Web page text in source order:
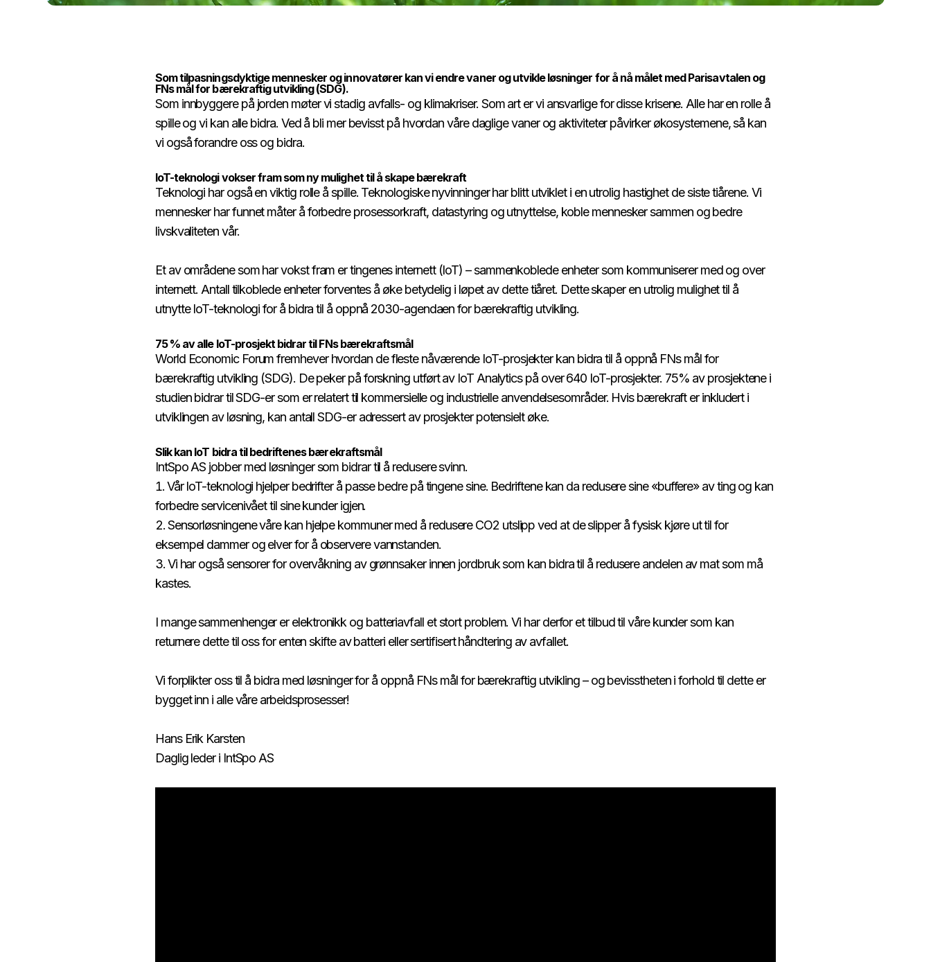
Som tilpasningsdyktige mennesker og innovatører kan vi endre vaner og utvikle løsninger for å nå målet med Parisavtalen og
FNs mål for bærekraftig utvikling (SDG).​​​​‌ ‍ ​‍​‍‌‍ ‌ ​‍‌‍‍‌‌‍‌ ‌‍‍‌‌‍ ‍​‍​‍​ ‍‍​‍​‍‌ ​ ‌‍​‌‌‍ ‍‌‍‍‌‌ ‌​‌ ‍‌​‍ ‍‌‍‍‌‌‍ ​‍​‍​‍ ​​‍​‍‌‍‍​‌ ​‍‌‍‌‌‌‍‌‍​‍​‍​ ‍‍​‍​‍​‍ ‌ ​ ‌ ‌​‌ ‌‌‌‍‌​‌‍‍‌‌‍ ​‍ ‌‍‍‌‌‍ ‍‌ ‌​‌‍‌‌‌‍ ‍‌ ‌​​‍ ‌‍‌‌‌‍‌​‌‍‍‌‌ ‌​​‍ ‌‍ ‌‌‍ ‌‍‌​‌‍‌‌​ ‌‌ ​​‌ ​‍‌‍‌‌‌ ​ ‌‍‌‌‌‍ ‍‌ ‌​‌‍​‌‌ ‌​‌‍‍‌‌‍ ‌‍ ‍​ ‍ ‌‍‍‌‌‍‌​​ ‌​ ‍​​ ‌​‌‍‌‌​ ​‌‌‍​‍‌‍‌‍​ ​‌​ ‌‌​‍ ‌​ ​​‌‍​ ​ ‌‌‌‍‌​​‍ ‌​ ‌​​ ‍‌​ ​​​ ​​​‍ ‌‌‍​‌​ ‍​‌‍‌​​ ‍​​‍ ‌​ ​​​ ‌​​ ‌​​ ‌​​ ‌​​ ​ ​ ​‍​ ‌‌‌‍​‍​ ​‌​ ​‍​ ‍‌​ ‍ ‌ ‌​‌ ‍‌‌ ​​‌‍‌‌​ ‌‌‍​‍‌‍ ​‌‍ ‌‍‌ ‌‍‌ ‌‌​​‌‍ ‌ ​ ‌ ‌​‌‍‌‌‌ ​‍​ ‍ ‌ ​​‌‍​‌‌ ‌​‌‍‍​​ ‌‌‍‍‌‌‍ ‍‌‍ ‍‌‍‍​‌‍ ‌‍ ​‌‍‌​​‍‌‌​ ‌‌‌​​‍‌‌ ‌‍‍ ‌‍‌‌‌ ‍‌​‍‌‌​ ​ ‌​‌​​‍‌‌​ ​ ‌​‌​​‍‌‌​ ​‍​ ​‍​ ‌‍‌‍​ ​ ‌​​ ‌‍​ ​‍‌‍​ ​ ‍‌‌‍‌​​ ​​​ ‍​‌‍​‌‌‍‌‌​‍‌‌​ ​‍​ ​‍​‍‌‌​ ‌‌‌​‌​​‍ ‍‌‍​ ‌‍‍​‌‍‍‌‌‍ ​‌‍‌​‌ ​‍‌‍‌‌‌‍ ‍​‍‌‌​ ‌‌‌​​‍‌‌ ‌‍‍ ‌‍‌‌‌ ‍‌​‍‌‌​ ​ ‌​‌​​‍‌‌​ ​ ‌​‌​​‍‌‌​ ​‍​ ​‍‌‍​‍​ ​ ‌‍‌‍‌‍‌‍‌‍​ ​ ​‍​ ‌‌‌‍‌​‌‍​ ​ ‍‌‌‍​ ​ ​ ​ ​​​‍‌‌​ ​‍​ ​‍​‍‌‌​ ‌‌‌​‌​​‍ ‍‌ ‌​‌‍‌‌‌ ‍​‌ ‌​​ ‌‍​‍‌‍​‌‌ ​ ‌‍‌‌‌‌‌‌‌ ​‍‌‍ ​​ ‌​‍‌‌​ ​‍‌​‌‍‌ ​ ‌ ‌​‌ ‌‌‌‍‌​‌‍‍‌‌‍ ​‍‌‍‌‍‍‌‌‍‌​​ ‌​ ‍​​ ‌​‌‍‌‌​ ​‌‌‍​‍‌‍‌‍​ ​‌​ ‌‌​‍ ‌​ ​​‌‍​ ​ ‌‌‌‍‌​​‍ ‌​ ‌​​ ‍‌​ ​​​ ​​​‍ ‌‌‍​‌​ ‍​‌‍‌​​ ‍​​‍ ‌​ ​​​ ‌​​ ‌​​ ‌​​ ‌​​ ​ ​ ​‍​ ‌‌‌‍​‍​ ​‌​ ​‍​ ‍‌​‍‌‍‌ ‌​‌ ‍‌‌ ​​‌‍‌‌​ ‌‌‍​‍‌‍ ​‌‍ ‌‍‌ ‌‍‌ ‌‌​​‌‍ ‌ ​ ‌ ‌​‌‍‌‌‌ ​‍​‍‌‍‌ ​​‌‍​‌‌ ‌​‌‍‍​​ ‌‌‍‍‌‌‍ ‍‌‍ ‍‌‍‍​‌‍ ‌‍ ​‌‍‌​​‍‌‌​ ‌‌‌​​‍‌‌ ‌‍‍ ‌‍‌‌‌ ‍‌​‍‌‌​ ​ ‌​‌​​‍‌‌​ ​ ‌​‌​​‍‌‌​ ​‍​ ​‍​ ‌‍‌‍​ ​ ‌​​ ‌‍​ ​‍‌‍​ ​ ‍‌‌‍‌​​ ​​​ ‍​‌‍​‌‌‍‌‌​‍‌‌​ ​‍​ ​‍​‍‌‌​ ‌‌‌​‌​​‍ ‍‌‍​ ‌‍‍​‌‍‍‌‌‍ ​‌‍‌​‌ ​‍‌‍‌‌‌‍ ‍​‍‌‌​ ‌‌‌​​‍‌‌ ‌‍‍ ‌‍‌‌‌ ‍‌​‍‌‌​ ​ ‌​‌​​‍‌‌​ ​ ‌​‌​​‍‌‌​ ​‍​ ​‍‌‍​‍​ ​ ‌‍‌‍‌‍‌‍‌‍​ ​ ​‍​ ‌‌‌‍‌​‌‍​ ​ ‍‌‌‍​ ​ ​ ​ ​​​‍‌‌​ ​‍​ ​‍​‍‌‌​ ‌‌‌​‌​​‍ ‍‌ ‌​‌‍‌‌‌ ‍​‌ ‌​​‍​‍‌ ‌
Som innbyggere på jorden møter vi stadig avfalls- og klimakriser. Som art er vi ansvarlige for disse krisene. Alle har en rolle å
spille og vi kan alle bidra. Ved å bli mer bevisst på hvordan våre daglige vaner og aktiviteter påvirker økosystemene, så kan
vi også forandre oss og bidra.​​​​‌ ‍ ​‍​‍‌‍ ‌ ​‍‌‍‍‌‌‍‌ ‌‍‍‌‌‍ ‍​‍​‍​ ‍‍​‍​‍‌ ​ ‌‍​‌‌‍ ‍‌‍‍‌‌ ‌​‌ ‍‌​‍ ‍‌‍‍‌‌‍ ​‍​‍​‍ ​​‍​‍‌‍‍​‌ ​‍‌‍‌‌‌‍‌‍​‍​‍​ ‍‍​‍​‍​‍ ‌ ​ ‌ ‌​‌ ‌‌‌‍‌​‌‍‍‌‌‍ ​‍ ‌‍‍‌‌‍ ‍‌ ‌​‌‍‌‌‌‍ ‍‌ ‌​​‍ ‌‍‌‌‌‍‌​‌‍‍‌‌ ‌​​‍ ‌‍ ‌‌‍ ‌‍‌​‌‍‌‌​ ‌‌ ​​‌ ​‍‌‍‌‌‌ ​ ‌‍‌‌‌‍ ‍‌ ‌​‌‍​‌‌ ‌​‌‍‍‌‌‍ ‌‍ ‍​ ‍ ‌‍‍‌‌‍‌​​ ‌​ ‍​​ ‌​‌‍‌‌​ ​‌‌‍​‍‌‍‌‍​ ​‌​ ‌‌​‍ ‌​ ​​‌‍​ ​ ‌‌‌‍‌​​‍ ‌​ ‌​​ ‍‌​ ​​​ ​​​‍ ‌‌‍​‌​ ‍​‌‍‌​​ ‍​​‍ ‌​ ​​​ ‌​​ ‌​​ ‌​​ ‌​​ ​ ​ ​‍​ ‌‌‌‍​‍​ ​‌​ ​‍​ ‍‌​ ‍ ‌ ‌​‌ ‍‌‌ ​​‌‍‌‌​ ‌‌‍​‍‌‍ ​‌‍ ‌‍‌ ‌‍‌ ‌‌​​‌‍ ‌ ​ ‌ ‌​‌‍‌‌‌ ​‍​ ‍ ‌ ​​‌‍​‌‌ ‌​‌‍‍​​ ‌‌‍‍‌‌‍ ‍‌‍ ‍‌‍‍​‌‍ ‌‍ ​‌‍‌​​‍‌‌​ ‌‌‌​​‍‌‌ ‌‍‍ ‌‍‌‌‌ ‍‌​‍‌‌​ ​ ‌​‌​​‍‌‌​ ​ ‌​‌​​‍‌‌​ ​‍​ ​‍​ ‌‌​ ​​​ ‍​​ ‌​​ ​​​ ‌‌‌‍​‌​ ‌ ​ ‌‍​ ​‌‌‍‌​​ ‍‌​‍‌‌​ ​‍​ ​‍​‍‌‌​ ‌‌‌​‌​​‍ ‍‌‍​ ‌‍‍​‌‍‍‌‌‍ ​‌‍‌​‌ ​‍‌‍‌‌‌‍ ‍​‍‌‌​ ‌‌‌​​‍‌‌ ‌‍‍ ‌‍‌‌‌ ‍‌​‍‌‌​ ​ ‌​‌​​‍‌‌​ ​ ‌​‌​​‍‌‌​ ​‍​ ​‍​ ​‌‌‍​‍‌‍​‌​ ‌​​ ‌‌‌‍‌​​ ​‍‌‍​‌​ ​ ‌‍‌​​ ​‌​ ‍‌​ ​​​‍‌‌​ ​‍​ ​‍​‍‌‌​ ‌‌‌​‌​​‍ ‍‌ ‌​‌‍‌‌‌ ‍​‌ ‌​​ ‌‍​‍‌‍​‌‌ ​ ‌‍‌‌‌‌‌‌‌ ​‍‌‍ ​​ ‌​‍‌‌​ ​‍‌​‌‍‌ ​ ‌ ‌​‌ ‌‌‌‍‌​‌‍‍‌‌‍ ​‍‌‍‌‍‍‌‌‍‌​​ ‌​ ‍​​ ‌​‌‍‌‌​ ​‌‌‍​‍‌‍‌‍​ ​‌​ ‌‌​‍ ‌​ ​​‌‍​ ​ ‌‌‌‍‌​​‍ ‌​ ‌​​ ‍‌​ ​​​ ​​​‍ ‌‌‍​‌​ ‍​‌‍‌​​ ‍​​‍ ‌​ ​​​ ‌​​ ‌​​ ‌​​ ‌​​ ​ ​ ​‍​ ‌‌‌‍​‍​ ​‌​ ​‍​ ‍‌​‍‌‍‌ ‌​‌ ‍‌‌ ​​‌‍‌‌​ ‌‌‍​‍‌‍ ​‌‍ ‌‍‌ ‌‍‌ ‌‌​​‌‍ ‌ ​ ‌ ‌​‌‍‌‌‌ ​‍​‍‌‍‌ ​​‌‍​‌‌ ‌​‌‍‍​​ ‌‌‍‍‌‌‍ ‍‌‍ ‍‌‍‍​‌‍ ‌‍ ​‌‍‌​​‍‌‌​ ‌‌‌​​‍‌‌ ‌‍‍ ‌‍‌‌‌ ‍‌​‍‌‌​ ​ ‌​‌​​‍‌‌​ ​ ‌​‌​​‍‌‌​ ​‍​ ​‍​ ‌‌​ ​​​ ‍​​ ‌​​ ​​​ ‌‌‌‍​‌​ ‌ ​ ‌‍​ ​‌‌‍‌​​ ‍‌​‍‌‌​ ​‍​ ​‍​‍‌‌​ ‌‌‌​‌​​‍ ‍‌‍​ ‌‍‍​‌‍‍‌‌‍ ​‌‍‌​‌ ​‍‌‍‌‌‌‍ ‍​‍‌‌​ ‌‌‌​​‍‌‌ ‌‍‍ ‌‍‌‌‌ ‍‌​‍‌‌​ ​ ‌​‌​​‍‌‌​ ​ ‌​‌​​‍‌‌​ ​‍​ ​‍​ ​‌‌‍​‍‌‍​‌​ ‌​​ ‌‌‌‍‌​​ ​‍‌‍​‌​ ​ ‌‍‌​​ ​‌​ ‍‌​ ​​​‍‌‌​ ​‍​ ​‍​‍‌‌​ ‌‌‌​‌​​‍ ‍‌ ‌​‌‍‌‌‌ ‍​‌ ‌​​‍​‍‌ ‌
IoT-teknologi vokser fram som ny mulighet til å skape bærekraft​​​​‌ ‍ ​‍​‍‌‍ ‌ ​‍‌‍‍‌‌‍‌ ‌‍‍‌‌‍ ‍​‍​‍​ ‍‍​‍​‍‌ ​ ‌‍​‌‌‍ ‍‌‍‍‌‌ ‌​‌ ‍‌​‍ ‍‌‍‍‌‌‍ ​‍​‍​‍ ​​‍​‍‌‍‍​‌ ​‍‌‍‌‌‌‍‌‍​‍​‍​ ‍‍​‍​‍​‍ ‌ ​ ‌ ‌​‌ ‌‌‌‍‌​‌‍‍‌‌‍ ​‍ ‌‍‍‌‌‍ ‍‌ ‌​‌‍‌‌‌‍ ‍‌ ‌​​‍ ‌‍‌‌‌‍‌​‌‍‍‌‌ ‌​​‍ ‌‍ ‌‌‍ ‌‍‌​‌‍‌‌​ ‌‌ ​​‌ ​‍‌‍‌‌‌ ​ ‌‍‌‌‌‍ ‍‌ ‌​‌‍​‌‌ ‌​‌‍‍‌‌‍ ‌‍ ‍​ ‍ ‌‍‍‌‌‍‌​​ ‌​ ‍​​ ‌​‌‍‌‌​ ​‌‌‍​‍‌‍‌‍​ ​‌​ ‌‌​‍ ‌​ ​​‌‍​ ​ ‌‌‌‍‌​​‍ ‌​ ‌​​ ‍‌​ ​​​ ​​​‍ ‌‌‍​‌​ ‍​‌‍‌​​ ‍​​‍ ‌​ ​​​ ‌​​ ‌​​ ‌​​ ‌​​ ​ ​ ​‍​ ‌‌‌‍​‍​ ​‌​ ​‍​ ‍‌​ ‍ ‌ ‌​‌ ‍‌‌ ​​‌‍‌‌​ ‌‌‍​‍‌‍ ​‌‍ ‌‍‌ ‌‍‌ ‌‌​​‌‍ ‌ ​ ‌ ‌​‌‍‌‌‌ ​‍​ ‍ ‌ ​​‌‍​‌‌ ‌​‌‍‍​​ ‌‌‍‍‌‌‍ ‍‌‍ ‍‌‍‍​‌‍ ‌‍ ​‌‍‌​​‍‌‌​ ‌‌‌​​‍‌‌ ‌‍‍ ‌‍‌‌‌ ‍‌​‍‌‌​ ​ ‌​‌​​‍‌‌​ ​ ‌​‌​​‍‌‌​ ​‍​ ​‍‌‍‌​‌‍‌‍​ ‌‍‌‍​‌​ ​​‌‍​‌​ ​‍‌‍​‌​ ​‌‌‍​ ‌‍​‍‌‍​‍​‍‌‌​ ​‍​ ​‍​‍‌‌​ ‌‌‌​‌​​‍ ‍‌‍​ ‌‍‍​‌‍‍‌‌‍ ​‌‍‌​‌ ​‍‌‍‌‌‌‍ ‍​‍‌‌​ ‌‌‌​​‍‌‌ ‌‍‍ ‌‍‌‌‌ ‍‌​‍‌‌​ ​ ‌​‌​​‍‌‌​ ​ ‌​‌​​‍‌‌​ ​‍​ ​‍​ ​‌‌‍‌‍​ ‌ ​ ‌​‌‍​‌‌‍​‍‌‍​ ​ ‌‍​ ‍‌‌‍​‌‌‍​‌‌‍‌‍​ ​​​‍‌‌​ ​‍​ ​‍​‍‌‌​ ‌‌‌​‌​​‍ ‍‌ ‌​‌‍‌‌‌ ‍​‌ ‌​​ ‌‍​‍‌‍​‌‌ ​ ‌‍‌‌‌‌‌‌‌ ​‍‌‍ ​​ ‌​‍‌‌​ ​‍‌​‌‍‌ ​ ‌ ‌​‌ ‌‌‌‍‌​‌‍‍‌‌‍ ​‍‌‍‌‍‍‌‌‍‌​​ ‌​ ‍​​ ‌​‌‍‌‌​ ​‌‌‍​‍‌‍‌‍​ ​‌​ ‌‌​‍ ‌​ ​​‌‍​ ​ ‌‌‌‍‌​​‍ ‌​ ‌​​ ‍‌​ ​​​ ​​​‍ ‌‌‍​‌​ ‍​‌‍‌​​ ‍​​‍ ‌​ ​​​ ‌​​ ‌​​ ‌​​ ‌​​ ​ ​ ​‍​ ‌‌‌‍​‍​ ​‌​ ​‍​ ‍‌​‍‌‍‌ ‌​‌ ‍‌‌ ​​‌‍‌‌​ ‌‌‍​‍‌‍ ​‌‍ ‌‍‌ ‌‍‌ ‌‌​​‌‍ ‌ ​ ‌ ‌​‌‍‌‌‌ ​‍​‍‌‍‌ ​​‌‍​‌‌ ‌​‌‍‍​​ ‌‌‍‍‌‌‍ ‍‌‍ ‍‌‍‍​‌‍ ‌‍ ​‌‍‌​​‍‌‌​ ‌‌‌​​‍‌‌ ‌‍‍ ‌‍‌‌‌ ‍‌​‍‌‌​ ​ ‌​‌​​‍‌‌​ ​ ‌​‌​​‍‌‌​ ​‍​ ​‍‌‍‌​‌‍‌‍​ ‌‍‌‍​‌​ ​​‌‍​‌​ ​‍‌‍​‌​ ​‌‌‍​ ‌‍​‍‌‍​‍​‍‌‌​ ​‍​ ​‍​‍‌‌​ ‌‌‌​‌​​‍ ‍‌‍​ ‌‍‍​‌‍‍‌‌‍ ​‌‍‌​‌ ​‍‌‍‌‌‌‍ ‍​‍‌‌​ ‌‌‌​​‍‌‌ ‌‍‍ ‌‍‌‌‌ ‍‌​‍‌‌​ ​ ‌​‌​​‍‌‌​ ​ ‌​‌​​‍‌‌​ ​‍​ ​‍​ ​‌‌‍‌‍​ ‌ ​ ‌​‌‍​‌‌‍​‍‌‍​ ​ ‌‍​ ‍‌‌‍​‌‌‍​‌‌‍‌‍​ ​​​‍‌‌​ ​‍​ ​‍​‍‌‌​ ‌‌‌​‌​​‍ ‍‌ ‌​‌‍‌‌‌ ‍​‌ ‌​​‍​‍‌ ‌
Teknologi har også en viktig rolle å spille. Teknologiske nyvinninger har blitt utviklet i en utrolig hastighet de siste tiårene. Vi
mennesker har funnet måter å forbedre prosessorkraft, datastyring og utnyttelse, koble mennesker sammen og bedre
livskvaliteten vår.​​​​‌ ‍ ​‍​‍‌‍ ‌ ​‍‌‍‍‌‌‍‌ ‌‍‍‌‌‍ ‍​‍​‍​ ‍‍​‍​‍‌ ​ ‌‍​‌‌‍ ‍‌‍‍‌‌ ‌​‌ ‍‌​‍ ‍‌‍‍‌‌‍ ​‍​‍​‍ ​​‍​‍‌‍‍​‌ ​‍‌‍‌‌‌‍‌‍​‍​‍​ ‍‍​‍​‍​‍ ‌ ​ ‌ ‌​‌ ‌‌‌‍‌​‌‍‍‌‌‍ ​‍ ‌‍‍‌‌‍ ‍‌ ‌​‌‍‌‌‌‍ ‍‌ ‌​​‍ ‌‍‌‌‌‍‌​‌‍‍‌‌ ‌​​‍ ‌‍ ‌‌‍ ‌‍‌​‌‍‌‌​ ‌‌ ​​‌ ​‍‌‍‌‌‌ ​ ‌‍‌‌‌‍ ‍‌ ‌​‌‍​‌‌ ‌​‌‍‍‌‌‍ ‌‍ ‍​ ‍ ‌‍‍‌‌‍‌​​ ‌​ ‍​​ ‌​‌‍‌‌​ ​‌‌‍​‍‌‍‌‍​ ​‌​ ‌‌​‍ ‌​ ​​‌‍​ ​ ‌‌‌‍‌​​‍ ‌​ ‌​​ ‍‌​ ​​​ ​​​‍ ‌‌‍​‌​ ‍​‌‍‌​​ ‍​​‍ ‌​ ​​​ ‌​​ ‌​​ ‌​​ ‌​​ ​ ​ ​‍​ ‌‌‌‍​‍​ ​‌​ ​‍​ ‍‌​ ‍ ‌ ‌​‌ ‍‌‌ ​​‌‍‌‌​ ‌‌‍​‍‌‍ ​‌‍ ‌‍‌ ‌‍‌ ‌‌​​‌‍ ‌ ​ ‌ ‌​‌‍‌‌‌ ​‍​ ‍ ‌ ​​‌‍​‌‌ ‌​‌‍‍​​ ‌‌‍‍‌‌‍ ‍‌‍ ‍‌‍‍​‌‍ ‌‍ ​‌‍‌​​‍‌‌​ ‌‌‌​​‍‌‌ ‌‍‍ ‌‍‌‌‌ ‍‌​‍‌‌​ ​ ‌​‌​​‍‌‌​ ​ ‌​‌​​‍‌‌​ ​‍​ ​‍‌‍​ ‌‍‌‌‌‍‌‍‌‍‌​‌‍‌‍​ ‍‌​ ​​‌‍​‍​ ​‌‌‍​‌​ ‌‌‌‍​‍​‍‌‌​ ​‍​ ​‍​‍‌‌​ ‌‌‌​‌​​‍ ‍‌‍​ ‌‍‍​‌‍‍‌‌‍ ​‌‍‌​‌ ​‍‌‍‌‌‌‍ ‍​‍‌‌​ ‌‌‌​​‍‌‌ ‌‍‍ ‌‍‌‌‌ ‍‌​‍‌‌​ ​ ‌​‌​​‍‌‌​ ​ ‌​‌​​‍‌‌​ ​‍​ ​‍​ ​​​ ​‍‌‍‌‌​ ‌‍​ ​‍​ ‍​​ ​‌​ ‍‌​ ‍‌​ ​ ‌‍‌‍​ ‍‌​ ​​​‍‌‌​ ​‍​ ​‍​‍‌‌​ ‌‌‌​‌​​‍ ‍‌ ‌​‌‍‌‌‌ ‍​‌ ‌​​ ‌‍​‍‌‍​‌‌ ​ ‌‍‌‌‌‌‌‌‌ ​‍‌‍ ​​ ‌​‍‌‌​ ​‍‌​‌‍‌ ​ ‌ ‌​‌ ‌‌‌‍‌​‌‍‍‌‌‍ ​‍‌‍‌‍‍‌‌‍‌​​ ‌​ ‍​​ ‌​‌‍‌‌​ ​‌‌‍​‍‌‍‌‍​ ​‌​ ‌‌​‍ ‌​ ​​‌‍​ ​ ‌‌‌‍‌​​‍ ‌​ ‌​​ ‍‌​ ​​​ ​​​‍ ‌‌‍​‌​ ‍​‌‍‌​​ ‍​​‍ ‌​ ​​​ ‌​​ ‌​​ ‌​​ ‌​​ ​ ​ ​‍​ ‌‌‌‍​‍​ ​‌​ ​‍​ ‍‌​‍‌‍‌ ‌​‌ ‍‌‌ ​​‌‍‌‌​ ‌‌‍​‍‌‍ ​‌‍ ‌‍‌ ‌‍‌ ‌‌​​‌‍ ‌ ​ ‌ ‌​‌‍‌‌‌ ​‍​‍‌‍‌ ​​‌‍​‌‌ ‌​‌‍‍​​ ‌‌‍‍‌‌‍ ‍‌‍ ‍‌‍‍​‌‍ ‌‍ ​‌‍‌​​‍‌‌​ ‌‌‌​​‍‌‌ ‌‍‍ ‌‍‌‌‌ ‍‌​‍‌‌​ ​ ‌​‌​​‍‌‌​ ​ ‌​‌​​‍‌‌​ ​‍​ ​‍‌‍​ ‌‍‌‌‌‍‌‍‌‍‌​‌‍‌‍​ ‍‌​ ​​‌‍​‍​ ​‌‌‍​‌​ ‌‌‌‍​‍​‍‌‌​ ​‍​ ​‍​‍‌‌​ ‌‌‌​‌​​‍ ‍‌‍​ ‌‍‍​‌‍‍‌‌‍ ​‌‍‌​‌ ​‍‌‍‌‌‌‍ ‍​‍‌‌​ ‌‌‌​​‍‌‌ ‌‍‍ ‌‍‌‌‌ ‍‌​‍‌‌​ ​ ‌​‌​​‍‌‌​ ​ ‌​‌​​‍‌‌​ ​‍​ ​‍​ ​​​ ​‍‌‍‌‌​ ‌‍​ ​‍​ ‍​​ ​‌​ ‍‌​ ‍‌​ ​ ‌‍‌‍​ ‍‌​ ​​​‍‌‌​ ​‍​ ​‍​‍‌‌​ ‌‌‌​‌​​‍ ‍‌ ‌​‌‍‌‌‌ ‍​‌ ‌​​‍​‍‌ ‌
Et av områdene som har vokst fram er tingenes internett (IoT) – sammenkoblede enheter som kommuniserer med og over
internett. Antall tilkoblede enheter forventes å øke betydelig i løpet av dette tiåret. Dette skaper en utrolig mulighet til å
utnytte IoT-teknologi for å bidra til å oppnå 2030-agendaen for bærekraftig utvikling.​​​​‌ ‍ ​‍​‍‌‍ ‌ ​‍‌‍‍‌‌‍‌ ‌‍‍‌‌‍ ‍​‍​‍​ ‍‍​‍​‍‌ ​ ‌‍​‌‌‍ ‍‌‍‍‌‌ ‌​‌ ‍‌​‍ ‍‌‍‍‌‌‍ ​‍​‍​‍ ​​‍​‍‌‍‍​‌ ​‍‌‍‌‌‌‍‌‍​‍​‍​ ‍‍​‍​‍​‍ ‌ ​ ‌ ‌​‌ ‌‌‌‍‌​‌‍‍‌‌‍ ​‍ ‌‍‍‌‌‍ ‍‌ ‌​‌‍‌‌‌‍ ‍‌ ‌​​‍ ‌‍‌‌‌‍‌​‌‍‍‌‌ ‌​​‍ ‌‍ ‌‌‍ ‌‍‌​‌‍‌‌​ ‌‌ ​​‌ ​‍‌‍‌‌‌ ​ ‌‍‌‌‌‍ ‍‌ ‌​‌‍​‌‌ ‌​‌‍‍‌‌‍ ‌‍ ‍​ ‍ ‌‍‍‌‌‍‌​​ ‌​ ‍​​ ‌​‌‍‌‌​ ​‌‌‍​‍‌‍‌‍​ ​‌​ ‌‌​‍ ‌​ ​​‌‍​ ​ ‌‌‌‍‌​​‍ ‌​ ‌​​ ‍‌​ ​​​ ​​​‍ ‌‌‍​‌​ ‍​‌‍‌​​ ‍​​‍ ‌​ ​​​ ‌​​ ‌​​ ‌​​ ‌​​ ​ ​ ​‍​ ‌‌‌‍​‍​ ​‌​ ​‍​ ‍‌​ ‍ ‌ ‌​‌ ‍‌‌ ​​‌‍‌‌​ ‌‌‍​‍‌‍ ​‌‍ ‌‍‌ ‌‍‌ ‌‌​​‌‍ ‌ ​ ‌ ‌​‌‍‌‌‌ ​‍​ ‍ ‌ ​​‌‍​‌‌ ‌​‌‍‍​​ ‌‌‍‍‌‌‍ ‍‌‍ ‍‌‍‍​‌‍ ‌‍ ​‌‍‌​​‍‌‌​ ‌‌‌​​‍‌‌ ‌‍‍ ‌‍‌‌‌ ‍‌​‍‌‌​ ​ ‌​‌​​‍‌‌​ ​ ‌​‌​​‍‌‌​ ​‍​ ​‍​ ​‌​ ‌‍‌‍‌‍​ ‌‌​ ‍​‌‍​‍​ ​ ​ ​‍​ ​‍​ ​‍​ ‍‌​ ​​​‍‌‌​ ​‍​ ​‍​‍‌‌​ ‌‌‌​‌​​‍ ‍‌‍​ ‌‍‍​‌‍‍‌‌‍ ​‌‍‌​‌ ​‍‌‍‌‌‌‍ ‍​‍‌‌​ ‌‌‌​​‍‌‌ ‌‍‍ ‌‍‌‌‌ ‍‌​‍‌‌​ ​ ‌​‌​​‍‌‌​ ​ ‌​‌​​‍‌‌​ ​‍​ ​‍​ ‌‍​ ‌ ​ ‌‌​ ‌ ​ ​‍​ ​ ‌‍‌‌​ ​​​ ‍‌​ ‍​​ ​ ‌‍‌‌​ ​​​‍‌‌​ ​‍​ ​‍​‍‌‌​ ‌‌‌​‌​​‍ ‍‌ ‌​‌‍‌‌‌ ‍​‌ ‌​​ ‌‍​‍‌‍​‌‌ ​ ‌‍‌‌‌‌‌‌‌ ​‍‌‍ ​​ ‌​‍‌‌​ ​‍‌​‌‍‌ ​ ‌ ‌​‌ ‌‌‌‍‌​‌‍‍‌‌‍ ​‍‌‍‌‍‍‌‌‍‌​​ ‌​ ‍​​ ‌​‌‍‌‌​ ​‌‌‍​‍‌‍‌‍​ ​‌​ ‌‌​‍ ‌​ ​​‌‍​ ​ ‌‌‌‍‌​​‍ ‌​ ‌​​ ‍‌​ ​​​ ​​​‍ ‌‌‍​‌​ ‍​‌‍‌​​ ‍​​‍ ‌​ ​​​ ‌​​ ‌​​ ‌​​ ‌​​ ​ ​ ​‍​ ‌‌‌‍​‍​ ​‌​ ​‍​ ‍‌​‍‌‍‌ ‌​‌ ‍‌‌ ​​‌‍‌‌​ ‌‌‍​‍‌‍ ​‌‍ ‌‍‌ ‌‍‌ ‌‌​​‌‍ ‌ ​ ‌ ‌​‌‍‌‌‌ ​‍​‍‌‍‌ ​​‌‍​‌‌ ‌​‌‍‍​​ ‌‌‍‍‌‌‍ ‍‌‍ ‍‌‍‍​‌‍ ‌‍ ​‌‍‌​​‍‌‌​ ‌‌‌​​‍‌‌ ‌‍‍ ‌‍‌‌‌ ‍‌​‍‌‌​ ​ ‌​‌​​‍‌‌​ ​ ‌​‌​​‍‌‌​ ​‍​ ​‍​ ​‌​ ‌‍‌‍‌‍​ ‌‌​ ‍​‌‍​‍​ ​ ​ ​‍​ ​‍​ ​‍​ ‍‌​ ​​​‍‌‌​ ​‍​ ​‍​‍‌‌​ ‌‌‌​‌​​‍ ‍‌‍​ ‌‍‍​‌‍‍‌‌‍ ​‌‍‌​‌ ​‍‌‍‌‌‌‍ ‍​‍‌‌​ ‌‌‌​​‍‌‌ ‌‍‍ ‌‍‌‌‌ ‍‌​‍‌‌​ ​ ‌​‌​​‍‌‌​ ​ ‌​‌​​‍‌‌​ ​‍​ ​‍​ ‌‍​ ‌ ​ ‌‌​ ‌ ​ ​‍​ ​ ‌‍‌‌​ ​​​ ‍‌​ ‍​​ ​ ‌‍‌‌​ ​​​‍‌‌​ ​‍​ ​‍​‍‌‌​ ‌‌‌​‌​​‍ ‍‌ ‌​‌‍‌‌‌ ‍​‌ ‌​​‍​‍‌ ‌
75 % av alle IoT-prosjekt bidrar til FNs bærekraftsmål​​​​‌ ‍ ​‍​‍‌‍ ‌ ​‍‌‍‍‌‌‍‌ ‌‍‍‌‌‍ ‍​‍​‍​ ‍‍​‍​‍‌ ​ ‌‍​‌‌‍ ‍‌‍‍‌‌ ‌​‌ ‍‌​‍ ‍‌‍‍‌‌‍ ​‍​‍​‍ ​​‍​‍‌‍‍​‌ ​‍‌‍‌‌‌‍‌‍​‍​‍​ ‍‍​‍​‍​‍ ‌ ​ ‌ ‌​‌ ‌‌‌‍‌​‌‍‍‌‌‍ ​‍ ‌‍‍‌‌‍ ‍‌ ‌​‌‍‌‌‌‍ ‍‌ ‌​​‍ ‌‍‌‌‌‍‌​‌‍‍‌‌ ‌​​‍ ‌‍ ‌‌‍ ‌‍‌​‌‍‌‌​ ‌‌ ​​‌ ​‍‌‍‌‌‌ ​ ‌‍‌‌‌‍ ‍‌ ‌​‌‍​‌‌ ‌​‌‍‍‌‌‍ ‌‍ ‍​ ‍ ‌‍‍‌‌‍‌​​ ‌​ ‍​​ ‌​‌‍‌‌​ ​‌‌‍​‍‌‍‌‍​ ​‌​ ‌‌​‍ ‌​ ​​‌‍​ ​ ‌‌‌‍‌​​‍ ‌​ ‌​​ ‍‌​ ​​​ ​​​‍ ‌‌‍​‌​ ‍​‌‍‌​​ ‍​​‍ ‌​ ​​​ ‌​​ ‌​​ ‌​​ ‌​​ ​ ​ ​‍​ ‌‌‌‍​‍​ ​‌​ ​‍​ ‍‌​ ‍ ‌ ‌​‌ ‍‌‌ ​​‌‍‌‌​ ‌‌‍​‍‌‍ ​‌‍ ‌‍‌ ‌‍‌ ‌‌​​‌‍ ‌ ​ ‌ ‌​‌‍‌‌‌ ​‍​ ‍ ‌ ​​‌‍​‌‌ ‌​‌‍‍​​ ‌‌‍‍‌‌‍ ‍‌‍ ‍‌‍‍​‌‍ ‌‍ ​‌‍‌​​‍‌‌​ ‌‌‌​​‍‌‌ ‌‍‍ ‌‍‌‌‌ ‍‌​‍‌‌​ ​ ‌​‌​​‍‌‌​ ​ ‌​‌​​‍‌‌​ ​‍​ ​‍​ ‌‍​ ​‍​ ‌​​ ​​​ ‌​​ ‌​​ ​​‌‍‌‍‌‍​‍‌‍​‌‌‍‌‍​ ‍​​‍‌‌​ ​‍​ ​‍​‍‌‌​ ‌‌‌​‌​​‍ ‍‌‍​ ‌‍‍​‌‍‍‌‌‍ ​‌‍‌​‌ ​‍‌‍‌‌‌‍ ‍​‍‌‌​ ‌‌‌​​‍‌‌ ‌‍‍ ‌‍‌‌‌ ‍‌​‍‌‌​ ​ ‌​‌​​‍‌‌​ ​ ‌​‌​​‍‌‌​ ​‍​ ​‍​ ‍​​ ​‌‌‍‌‍‌‍​‍​ ‌‍​ ​‍‌‍​ ​ ‌​‌‍​ ‌‍‌‍​ ‍‌​ ‍​​ ​​​‍‌‌​ ​‍​ ​‍​‍‌‌​ ‌‌‌​‌​​‍ ‍‌ ‌​‌‍‌‌‌ ‍​‌ ‌​​ ‌‍​‍‌‍​‌‌ ​ ‌‍‌‌‌‌‌‌‌ ​‍‌‍ ​​ ‌​‍‌‌​ ​‍‌​‌‍‌ ​ ‌ ‌​‌ ‌‌‌‍‌​‌‍‍‌‌‍ ​‍‌‍‌‍‍‌‌‍‌​​ ‌​ ‍​​ ‌​‌‍‌‌​ ​‌‌‍​‍‌‍‌‍​ ​‌​ ‌‌​‍ ‌​ ​​‌‍​ ​ ‌‌‌‍‌​​‍ ‌​ ‌​​ ‍‌​ ​​​ ​​​‍ ‌‌‍​‌​ ‍​‌‍‌​​ ‍​​‍ ‌​ ​​​ ‌​​ ‌​​ ‌​​ ‌​​ ​ ​ ​‍​ ‌‌‌‍​‍​ ​‌​ ​‍​ ‍‌​‍‌‍‌ ‌​‌ ‍‌‌ ​​‌‍‌‌​ ‌‌‍​‍‌‍ ​‌‍ ‌‍‌ ‌‍‌ ‌‌​​‌‍ ‌ ​ ‌ ‌​‌‍‌‌‌ ​‍​‍‌‍‌ ​​‌‍​‌‌ ‌​‌‍‍​​ ‌‌‍‍‌‌‍ ‍‌‍ ‍‌‍‍​‌‍ ‌‍ ​‌‍‌​​‍‌‌​ ‌‌‌​​‍‌‌ ‌‍‍ ‌‍‌‌‌ ‍‌​‍‌‌​ ​ ‌​‌​​‍‌‌​ ​ ‌​‌​​‍‌‌​ ​‍​ ​‍​ ‌‍​ ​‍​ ‌​​ ​​​ ‌​​ ‌​​ ​​‌‍‌‍‌‍​‍‌‍​‌‌‍‌‍​ ‍​​‍‌‌​ ​‍​ ​‍​‍‌‌​ ‌‌‌​‌​​‍ ‍‌‍​ ‌‍‍​‌‍‍‌‌‍ ​‌‍‌​‌ ​‍‌‍‌‌‌‍ ‍​‍‌‌​ ‌‌‌​​‍‌‌ ‌‍‍ ‌‍‌‌‌ ‍‌​‍‌‌​ ​ ‌​‌​​‍‌‌​ ​ ‌​‌​​‍‌‌​ ​‍​ ​‍​ ‍​​ ​‌‌‍‌‍‌‍​‍​ ‌‍​ ​‍‌‍​ ​ ‌​‌‍​ ‌‍‌‍​ ‍‌​ ‍​​ ​​​‍‌‌​ ​‍​ ​‍​‍‌‌​ ‌‌‌​‌​​‍ ‍‌ ‌​‌‍‌‌‌ ‍​‌ ‌​​‍​‍‌ ‌
World Economic Forum fremhever hvordan de fleste nåværende IoT-prosjekter kan bidra til å oppnå FNs mål for
bærekraftig utvikling (SDG). De peker på forskning utført av IoT Analytics på over 640 IoT-prosjekter. 75% av prosjektene i
studien bidrar til SDG-er som er relatert til kommersielle og industrielle anvendelsesområder. Hvis bærekraft er inkludert i
utviklingen av løsning, kan antall SDG-er adressert av prosjekter potensielt øke.​​​​‌ ‍ ​‍​‍‌‍ ‌ ​‍‌‍‍‌‌‍‌ ‌‍‍‌‌‍ ‍​‍​‍​ ‍‍​‍​‍‌ ​ ‌‍​‌‌‍ ‍‌‍‍‌‌ ‌​‌ ‍‌​‍ ‍‌‍‍‌‌‍ ​‍​‍​‍ ​​‍​‍‌‍‍​‌ ​‍‌‍‌‌‌‍‌‍​‍​‍​ ‍‍​‍​‍​‍ ‌ ​ ‌ ‌​‌ ‌‌‌‍‌​‌‍‍‌‌‍ ​‍ ‌‍‍‌‌‍ ‍‌ ‌​‌‍‌‌‌‍ ‍‌ ‌​​‍ ‌‍‌‌‌‍‌​‌‍‍‌‌ ‌​​‍ ‌‍ ‌‌‍ ‌‍‌​‌‍‌‌​ ‌‌ ​​‌ ​‍‌‍‌‌‌ ​ ‌‍‌‌‌‍ ‍‌ ‌​‌‍​‌‌ ‌​‌‍‍‌‌‍ ‌‍ ‍​ ‍ ‌‍‍‌‌‍‌​​ ‌​ ‍​​ ‌​‌‍‌‌​ ​‌‌‍​‍‌‍‌‍​ ​‌​ ‌‌​‍ ‌​ ​​‌‍​ ​ ‌‌‌‍‌​​‍ ‌​ ‌​​ ‍‌​ ​​​ ​​​‍ ‌‌‍​‌​ ‍​‌‍‌​​ ‍​​‍ ‌​ ​​​ ‌​​ ‌​​ ‌​​ ‌​​ ​ ​ ​‍​ ‌‌‌‍​‍​ ​‌​ ​‍​ ‍‌​ ‍ ‌ ‌​‌ ‍‌‌ ​​‌‍‌‌​ ‌‌‍​‍‌‍ ​‌‍ ‌‍‌ ‌‍‌ ‌‌​​‌‍ ‌ ​ ‌ ‌​‌‍‌‌‌ ​‍​ ‍ ‌ ​​‌‍​‌‌ ‌​‌‍‍​​ ‌‌‍‍‌‌‍ ‍‌‍ ‍‌‍‍​‌‍ ‌‍ ​‌‍‌​​‍‌‌​ ‌‌‌​​‍‌‌ ‌‍‍ ‌‍‌‌‌ ‍‌​‍‌‌​ ​ ‌​‌​​‍‌‌​ ​ ‌​‌​​‍‌‌​ ​‍​ ​‍​ ‌​​ ‌‍‌‍​ ‌‍‌​​ ​ ‌‍​‍​ ‍​‌‍​‍‌‍‌‌‌‍‌‌‌‍​ ‌‍‌‌​‍‌‌​ ​‍​ ​‍​‍‌‌​ ‌‌‌​‌​​‍ ‍‌‍​ ‌‍‍​‌‍‍‌‌‍ ​‌‍‌​‌ ​‍‌‍‌‌‌‍ ‍​‍‌‌​ ‌‌‌​​‍‌‌ ‌‍‍ ‌‍‌‌‌ ‍‌​‍‌‌​ ​ ‌​‌​​‍‌‌​ ​ ‌​‌​​‍‌‌​ ​‍​ ​‍​ ‌‍‌‍‌‌​ ‌​​ ‌ ​ ​ ‌‍​‌​ ‌‌‌‍‌​​ ‍‌‌‍​ ​ ​ ‌‍​‍​ ​​​‍‌‌​ ​‍​ ​‍​‍‌‌​ ‌‌‌​‌​​‍ ‍‌ ‌​‌‍‌‌‌ ‍​‌ ‌​​ ‌‍​‍‌‍​‌‌ ​ ‌‍‌‌‌‌‌‌‌ ​‍‌‍ ​​ ‌​‍‌‌​ ​‍‌​‌‍‌ ​ ‌ ‌​‌ ‌‌‌‍‌​‌‍‍‌‌‍ ​‍‌‍‌‍‍‌‌‍‌​​ ‌​ ‍​​ ‌​‌‍‌‌​ ​‌‌‍​‍‌‍‌‍​ ​‌​ ‌‌​‍ ‌​ ​​‌‍​ ​ ‌‌‌‍‌​​‍ ‌​ ‌​​ ‍‌​ ​​​ ​​​‍ ‌‌‍​‌​ ‍​‌‍‌​​ ‍​​‍ ‌​ ​​​ ‌​​ ‌​​ ‌​​ ‌​​ ​ ​ ​‍​ ‌‌‌‍​‍​ ​‌​ ​‍​ ‍‌​‍‌‍‌ ‌​‌ ‍‌‌ ​​‌‍‌‌​ ‌‌‍​‍‌‍ ​‌‍ ‌‍‌ ‌‍‌ ‌‌​​‌‍ ‌ ​ ‌ ‌​‌‍‌‌‌ ​‍​‍‌‍‌ ​​‌‍​‌‌ ‌​‌‍‍​​ ‌‌‍‍‌‌‍ ‍‌‍ ‍‌‍‍​‌‍ ‌‍ ​‌‍‌​​‍‌‌​ ‌‌‌​​‍‌‌ ‌‍‍ ‌‍‌‌‌ ‍‌​‍‌‌​ ​ ‌​‌​​‍‌‌​ ​ ‌​‌​​‍‌‌​ ​‍​ ​‍​ ‌​​ ‌‍‌‍​ ‌‍‌​​ ​ ‌‍​‍​ ‍​‌‍​‍‌‍‌‌‌‍‌‌‌‍​ ‌‍‌‌​‍‌‌​ ​‍​ ​‍​‍‌‌​ ‌‌‌​‌​​‍ ‍‌‍​ ‌‍‍​‌‍‍‌‌‍ ​‌‍‌​‌ ​‍‌‍‌‌‌‍ ‍​‍‌‌​ ‌‌‌​​‍‌‌ ‌‍‍ ‌‍‌‌‌ ‍‌​‍‌‌​ ​ ‌​‌​​‍‌‌​ ​ ‌​‌​​‍‌‌​ ​‍​ ​‍​ ‌‍‌‍‌‌​ ‌​​ ‌ ​ ​ ‌‍​‌​ ‌‌‌‍‌​​ ‍‌‌‍​ ​ ​ ‌‍​‍​ ​​​‍‌‌​ ​‍​ ​‍​‍‌‌​ ‌‌‌​‌​​‍ ‍‌ ‌​‌‍‌‌‌ ‍​‌ ‌​​‍​‍‌ ‌
Slik kan IoT bidra til bedriftenes bærekraftsmål​​​​‌ ‍ ​‍​‍‌‍ ‌ ​‍‌‍‍‌‌‍‌ ‌‍‍‌‌‍ ‍​‍​‍​ ‍‍​‍​‍‌ ​ ‌‍​‌‌‍ ‍‌‍‍‌‌ ‌​‌ ‍‌​‍ ‍‌‍‍‌‌‍ ​‍​‍​‍ ​​‍​‍‌‍‍​‌ ​‍‌‍‌‌‌‍‌‍​‍​‍​ ‍‍​‍​‍​‍ ‌ ​ ‌ ‌​‌ ‌‌‌‍‌​‌‍‍‌‌‍ ​‍ ‌‍‍‌‌‍ ‍‌ ‌​‌‍‌‌‌‍ ‍‌ ‌​​‍ ‌‍‌‌‌‍‌​‌‍‍‌‌ ‌​​‍ ‌‍ ‌‌‍ ‌‍‌​‌‍‌‌​ ‌‌ ​​‌ ​‍‌‍‌‌‌ ​ ‌‍‌‌‌‍ ‍‌ ‌​‌‍​‌‌ ‌​‌‍‍‌‌‍ ‌‍ ‍​ ‍ ‌‍‍‌‌‍‌​​ ‌​ ‍​​ ‌​‌‍‌‌​ ​‌‌‍​‍‌‍‌‍​ ​‌​ ‌‌​‍ ‌​ ​​‌‍​ ​ ‌‌‌‍‌​​‍ ‌​ ‌​​ ‍‌​ ​​​ ​​​‍ ‌‌‍​‌​ ‍​‌‍‌​​ ‍​​‍ ‌​ ​​​ ‌​​ ‌​​ ‌​​ ‌​​ ​ ​ ​‍​ ‌‌‌‍​‍​ ​‌​ ​‍​ ‍‌​ ‍ ‌ ‌​‌ ‍‌‌ ​​‌‍‌‌​ ‌‌‍​‍‌‍ ​‌‍ ‌‍‌ ‌‍‌ ‌‌​​‌‍ ‌ ​ ‌ ‌​‌‍‌‌‌ ​‍​ ‍ ‌ ​​‌‍​‌‌ ‌​‌‍‍​​ ‌‌‍‍‌‌‍ ‍‌‍ ‍‌‍‍​‌‍ ‌‍ ​‌‍‌​​‍‌‌​ ‌‌‌​​‍‌‌ ‌‍‍ ‌‍‌‌‌ ‍‌​‍‌‌​ ​ ‌​‌​​‍‌‌​ ​ ‌​‌​​‍‌‌​ ​‍​ ​‍‌‍​ ​ ‌ ​ ​‌​ ​‌‌‍​ ‌‍​‌​ ​ ‌‍​ ​ ‌​‌‍‌‌​ ‍​‌‍‌‍​‍‌‌​ ​‍​ ​‍​‍‌‌​ ‌‌‌​‌​​‍ ‍‌‍​ ‌‍‍​‌‍‍‌‌‍ ​‌‍‌​‌ ​‍‌‍‌‌‌‍ ‍​‍‌‌​ ‌‌‌​​‍‌‌ ‌‍‍ ‌‍‌‌‌ ‍‌​‍‌‌​ ​ ‌​‌​​‍‌‌​ ​ ‌​‌​​‍‌‌​ ​‍​ ​‍​ ​​​ ​​‌‍‌​​ ​ ‌‍‌‌​ ‌ ‌‍‌​‌‍​‌‌‍‌​​ ‍‌​ ‌​‌‍‌‌​ ​​​‍‌‌​ ​‍​ ​‍​‍‌‌​ ‌‌‌​‌​​‍ ‍‌ ‌​‌‍‌‌‌ ‍​‌ ‌​​ ‌‍​‍‌‍​‌‌ ​ ‌‍‌‌‌‌‌‌‌ ​‍‌‍ ​​ ‌​‍‌‌​ ​‍‌​‌‍‌ ​ ‌ ‌​‌ ‌‌‌‍‌​‌‍‍‌‌‍ ​‍‌‍‌‍‍‌‌‍‌​​ ‌​ ‍​​ ‌​‌‍‌‌​ ​‌‌‍​‍‌‍‌‍​ ​‌​ ‌‌​‍ ‌​ ​​‌‍​ ​ ‌‌‌‍‌​​‍ ‌​ ‌​​ ‍‌​ ​​​ ​​​‍ ‌‌‍​‌​ ‍​‌‍‌​​ ‍​​‍ ‌​ ​​​ ‌​​ ‌​​ ‌​​ ‌​​ ​ ​ ​‍​ ‌‌‌‍​‍​ ​‌​ ​‍​ ‍‌​‍‌‍‌ ‌​‌ ‍‌‌ ​​‌‍‌‌​ ‌‌‍​‍‌‍ ​‌‍ ‌‍‌ ‌‍‌ ‌‌​​‌‍ ‌ ​ ‌ ‌​‌‍‌‌‌ ​‍​‍‌‍‌ ​​‌‍​‌‌ ‌​‌‍‍​​ ‌‌‍‍‌‌‍ ‍‌‍ ‍‌‍‍​‌‍ ‌‍ ​‌‍‌​​‍‌‌​ ‌‌‌​​‍‌‌ ‌‍‍ ‌‍‌‌‌ ‍‌​‍‌‌​ ​ ‌​‌​​‍‌‌​ ​ ‌​‌​​‍‌‌​ ​‍​ ​‍‌‍​ ​ ‌ ​ ​‌​ ​‌‌‍​ ‌‍​‌​ ​ ‌‍​ ​ ‌​‌‍‌‌​ ‍​‌‍‌‍​‍‌‌​ ​‍​ ​‍​‍‌‌​ ‌‌‌​‌​​‍ ‍‌‍​ ‌‍‍​‌‍‍‌‌‍ ​‌‍‌​‌ ​‍‌‍‌‌‌‍ ‍​‍‌‌​ ‌‌‌​​‍‌‌ ‌‍‍ ‌‍‌‌‌ ‍‌​‍‌‌​ ​ ‌​‌​​‍‌‌​ ​ ‌​‌​​‍‌‌​ ​‍​ ​‍​ ​​​ ​​‌‍‌​​ ​ ‌‍‌‌​ ‌ ‌‍‌​‌‍​‌‌‍‌​​ ‍‌​ ‌​‌‍‌‌​ ​​​‍‌‌​ ​‍​ ​‍​‍‌‌​ ‌‌‌​‌​​‍ ‍‌ ‌​‌‍‌‌‌ ‍​‌ ‌​​‍​‍‌ ‌
IntSpo AS jobber med løsninger som bidrar til å redusere svinn.​​​​‌ ‍ ​‍​‍‌‍ ‌ ​‍‌‍‍‌‌‍‌ ‌‍‍‌‌‍ ‍​‍​‍​ ‍‍​‍​‍‌ ​ ‌‍​‌‌‍ ‍‌‍‍‌‌ ‌​‌ ‍‌​‍ ‍‌‍‍‌‌‍ ​‍​‍​‍ ​​‍​‍‌‍‍​‌ ​‍‌‍‌‌‌‍‌‍​‍​‍​ ‍‍​‍​‍​‍ ‌ ​ ‌ ‌​‌ ‌‌‌‍‌​‌‍‍‌‌‍ ​‍ ‌‍‍‌‌‍ ‍‌ ‌​‌‍‌‌‌‍ ‍‌ ‌​​‍ ‌‍‌‌‌‍‌​‌‍‍‌‌ ‌​​‍ ‌‍ ‌‌‍ ‌‍‌​‌‍‌‌​ ‌‌ ​​‌ ​‍‌‍‌‌‌ ​ ‌‍‌‌‌‍ ‍‌ ‌​‌‍​‌‌ ‌​‌‍‍‌‌‍ ‌‍ ‍​ ‍ ‌‍‍‌‌‍‌​​ ‌​ ‍​​ ‌​‌‍‌‌​ ​‌‌‍​‍‌‍‌‍​ ​‌​ ‌‌​‍ ‌​ ​​‌‍​ ​ ‌‌‌‍‌​​‍ ‌​ ‌​​ ‍‌​ ​​​ ​​​‍ ‌‌‍​‌​ ‍​‌‍‌​​ ‍​​‍ ‌​ ​​​ ‌​​ ‌​​ ‌​​ ‌​​ ​ ​ ​‍​ ‌‌‌‍​‍​ ​‌​ ​‍​ ‍‌​ ‍ ‌ ‌​‌ ‍‌‌ ​​‌‍‌‌​ ‌‌‍​‍‌‍ ​‌‍ ‌‍‌ ‌‍‌ ‌‌​​‌‍ ‌ ​ ‌ ‌​‌‍‌‌‌ ​‍​ ‍ ‌ ​​‌‍​‌‌ ‌​‌‍‍​​ ‌‌‍‍‌‌‍ ‍‌‍ ‍‌‍‍​‌‍ ‌‍ ​‌‍‌​​‍‌‌​ ‌‌‌​​‍‌‌ ‌‍‍ ‌‍‌‌‌ ‍‌​‍‌‌​ ​ ‌​‌​​‍‌‌​ ​ ‌​‌​​‍‌‌​ ​‍​ ​‍​ ‍‌‌‍‌‌​ ‌​​ ‍‌‌‍‌‌​ ​ ​ ​‍‌‍‌‍‌‍‌​​ ‌ ​ ‌‍​ ‌ ​‍‌‌​ ​‍​ ​‍​‍‌‌​ ‌‌‌​‌​​‍ ‍‌‍​ ‌‍‍​‌‍‍‌‌‍ ​‌‍‌​‌ ​‍‌‍‌‌‌‍ ‍​‍‌‌​ ‌‌‌​​‍‌‌ ‌‍‍ ‌‍‌‌‌ ‍‌​‍‌‌​ ​ ‌​‌​​‍‌‌​ ​ ‌​‌​​‍‌‌​ ​‍​ ​‍​ ​‍‌‍​‍​ ​‍‌‍‌‍​ ‍‌​ ​ ‌‍​ ​ ​ ‌‍​‌‌‍​‌​ ​‌‌‍‌​​ ​​​‍‌‌​ ​‍​ ​‍​‍‌‌​ ‌‌‌​‌​​‍ ‍‌ ‌​‌‍‌‌‌ ‍​‌ ‌​​ ‌‍​‍‌‍​‌‌ ​ ‌‍‌‌‌‌‌‌‌ ​‍‌‍ ​​ ‌​‍‌‌​ ​‍‌​‌‍‌ ​ ‌ ‌​‌ ‌‌‌‍‌​‌‍‍‌‌‍ ​‍‌‍‌‍‍‌‌‍‌​​ ‌​ ‍​​ ‌​‌‍‌‌​ ​‌‌‍​‍‌‍‌‍​ ​‌​ ‌‌​‍ ‌​ ​​‌‍​ ​ ‌‌‌‍‌​​‍ ‌​ ‌​​ ‍‌​ ​​​ ​​​‍ ‌‌‍​‌​ ‍​‌‍‌​​ ‍​​‍ ‌​ ​​​ ‌​​ ‌​​ ‌​​ ‌​​ ​ ​ ​‍​ ‌‌‌‍​‍​ ​‌​ ​‍​ ‍‌​‍‌‍‌ ‌​‌ ‍‌‌ ​​‌‍‌‌​ ‌‌‍​‍‌‍ ​‌‍ ‌‍‌ ‌‍‌ ‌‌​​‌‍ ‌ ​ ‌ ‌​‌‍‌‌‌ ​‍​‍‌‍‌ ​​‌‍​‌‌ ‌​‌‍‍​​ ‌‌‍‍‌‌‍ ‍‌‍ ‍‌‍‍​‌‍ ‌‍ ​‌‍‌​​‍‌‌​ ‌‌‌​​‍‌‌ ‌‍‍ ‌‍‌‌‌ ‍‌​‍‌‌​ ​ ‌​‌​​‍‌‌​ ​ ‌​‌​​‍‌‌​ ​‍​ ​‍​ ‍‌‌‍‌‌​ ‌​​ ‍‌‌‍‌‌​ ​ ​ ​‍‌‍‌‍‌‍‌​​ ‌ ​ ‌‍​ ‌ ​‍‌‌​ ​‍​ ​‍​‍‌‌​ ‌‌‌​‌​​‍ ‍‌‍​ ‌‍‍​‌‍‍‌‌‍ ​‌‍‌​‌ ​‍‌‍‌‌‌‍ ‍​‍‌‌​ ‌‌‌​​‍‌‌ ‌‍‍ ‌‍‌‌‌ ‍‌​‍‌‌​ ​ ‌​‌​​‍‌‌​ ​ ‌​‌​​‍‌‌​ ​‍​ ​‍​ ​‍‌‍​‍​ ​‍‌‍‌‍​ ‍‌​ ​ ‌‍​ ​ ​ ‌‍​‌‌‍​‌​ ​‌‌‍‌​​ ​​​‍‌‌​ ​‍​ ​‍​‍‌‌​ ‌‌‌​‌​​‍ ‍‌ ‌​‌‍‌‌‌ ‍​‌ ‌​​‍​‍‌ ‌
Vår IoT-teknologi hjelper bedrifter å passe bedre på tingene sine. Bedriftene kan da redusere sine «buffere» av ting og kan
forbedre servicenivået til sine kunder igjen.​​​​‌ ‍ ​‍​‍‌‍ ‌ ​‍‌‍‍‌‌‍‌ ‌‍‍‌‌‍ ‍​‍​‍​ ‍‍​‍​‍‌ ​ ‌‍​‌‌‍ ‍‌‍‍‌‌ ‌​‌ ‍‌​‍ ‍‌‍‍‌‌‍ ​‍​‍​‍ ​​‍​‍‌‍‍​‌ ​‍‌‍‌‌‌‍‌‍​‍​‍​ ‍‍​‍​‍​‍ ‌ ​ ‌ ‌​‌ ‌‌‌‍‌​‌‍‍‌‌‍ ​‍ ‌‍‍‌‌‍ ‍‌ ‌​‌‍‌‌‌‍ ‍‌ ‌​​‍ ‌‍‌‌‌‍‌​‌‍‍‌‌ ‌​​‍ ‌‍ ‌‌‍ ‌‍‌​‌‍‌‌​ ‌‌ ​​‌ ​‍‌‍‌‌‌ ​ ‌‍‌‌‌‍ ‍‌ ‌​‌‍​‌‌ ‌​‌‍‍‌‌‍ ‌‍ ‍​ ‍ ‌‍‍‌‌‍‌​​ ‌​ ‍​​ ‌​‌‍‌‌​ ​‌‌‍​‍‌‍‌‍​ ​‌​ ‌‌​‍ ‌​ ​​‌‍​ ​ ‌‌‌‍‌​​‍ ‌​ ‌​​ ‍‌​ ​​​ ​​​‍ ‌‌‍​‌​ ‍​‌‍‌​​ ‍​​‍ ‌​ ​​​ ‌​​ ‌​​ ‌​​ ‌​​ ​ ​ ​‍​ ‌‌‌‍​‍​ ​‌​ ​‍​ ‍‌​ ‍ ‌ ‌​‌ ‍‌‌ ​​‌‍‌‌​ ‌‌‍​‍‌‍ ​‌‍ ‌‍‌ ‌‍‌ ‌‌​​‌‍ ‌ ​ ‌ ‌​‌‍‌‌‌ ​‍​ ‍ ‌ ​​‌‍​‌‌ ‌​‌‍‍​​ ‌‌‍‍‌‌‍ ‍‌‍ ‍‌‍‍​‌‍ ‌‍ ​‌‍‌​​‍‌‌​ ‌‌‌​​‍‌‌ ‌‍‍ ‌‍‌‌‌ ‍‌​‍‌‌​ ​ ‌​‌​​‍‌‌​ ​ ‌​‌​​‍‌‌​ ​‍​ ​‍‌‍‌‍​ ‌ ​ ‌‍​ ‌‍​ ‌​​ ​ ‌‍​‌​ ​‌​ ‌‌‌‍‌‌​ ​‍​ ‌‍​‍‌‌​ ​‍​ ​‍​‍‌‌​ ‌‌‌​‌​​‍ ‍‌‍​ ‌‍‍​‌‍‍‌‌‍ ​‌‍‌​‌ ​‍‌‍‌‌‌‍ ‍​‍‌‌​ ‌‌‌​​‍‌‌ ‌‍‍ ‌‍‌‌‌ ‍‌​‍‌‌​ ​ ‌​‌​​‍‌‌​ ​ ‌​‌​​‍‌‌​ ​‍​ ​‍​ ‌ ‌‍​‍​ ‍​​ ‍​‌‍​ ‌‍‌‍​ ‌‌​ ‌‍​ ‌ ​ ‌‍‌‍‌‌​ ​‍​ ​​​‍‌‌​ ​‍​ ​‍​‍‌‌​ ‌‌‌​‌​​‍ ‍‌ ‌​‌‍‌‌‌ ‍​‌ ‌​​ ‌‍​‍‌‍​‌‌ ​ ‌‍‌‌‌‌‌‌‌ ​‍‌‍ ​​ ‌​‍‌‌​ ​‍‌​‌‍‌ ​ ‌ ‌​‌ ‌‌‌‍‌​‌‍‍‌‌‍ ​‍‌‍‌‍‍‌‌‍‌​​ ‌​ ‍​​ ‌​‌‍‌‌​ ​‌‌‍​‍‌‍‌‍​ ​‌​ ‌‌​‍ ‌​ ​​‌‍​ ​ ‌‌‌‍‌​​‍ ‌​ ‌​​ ‍‌​ ​​​ ​​​‍ ‌‌‍​‌​ ‍​‌‍‌​​ ‍​​‍ ‌​ ​​​ ‌​​ ‌​​ ‌​​ ‌​​ ​ ​ ​‍​ ‌‌‌‍​‍​ ​‌​ ​‍​ ‍‌​‍‌‍‌ ‌​‌ ‍‌‌ ​​‌‍‌‌​ ‌‌‍​‍‌‍ ​‌‍ ‌‍‌ ‌‍‌ ‌‌​​‌‍ ‌ ​ ‌ ‌​‌‍‌‌‌ ​‍​‍‌‍‌ ​​‌‍​‌‌ ‌​‌‍‍​​ ‌‌‍‍‌‌‍ ‍‌‍ ‍‌‍‍​‌‍ ‌‍ ​‌‍‌​​‍‌‌​ ‌‌‌​​‍‌‌ ‌‍‍ ‌‍‌‌‌ ‍‌​‍‌‌​ ​ ‌​‌​​‍‌‌​ ​ ‌​‌​​‍‌‌​ ​‍​ ​‍‌‍‌‍​ ‌ ​ ‌‍​ ‌‍​ ‌​​ ​ ‌‍​‌​ ​‌​ ‌‌‌‍‌‌​ ​‍​ ‌‍​‍‌‌​ ​‍​ ​‍​‍‌‌​ ‌‌‌​‌​​‍ ‍‌‍​ ‌‍‍​‌‍‍‌‌‍ ​‌‍‌​‌ ​‍‌‍‌‌‌‍ ‍​‍‌‌​ ‌‌‌​​‍‌‌ ‌‍‍ ‌‍‌‌‌ ‍‌​‍‌‌​ ​ ‌​‌​​‍‌‌​ ​ ‌​‌​​‍‌‌​ ​‍​ ​‍​ ‌ ‌‍​‍​ ‍​​ ‍​‌‍​ ‌‍‌‍​ ‌‌​ ‌‍​ ‌ ​ ‌‍‌‍‌‌​ ​‍​ ​​​‍‌‌​ ​‍​ ​‍​‍‌‌​ ‌‌‌​‌​​‍ ‍‌ ‌​‌‍‌‌‌ ‍​‌ ‌​​‍​‍‌ ‌
Sensorløsningene våre kan hjelpe kommuner med å redusere CO2 utslipp ved at de slipper å fysisk kjøre ut til for
eksempel dammer og elver for å observere vannstanden.​​​​‌ ‍ ​‍​‍‌‍ ‌ ​‍‌‍‍‌‌‍‌ ‌‍‍‌‌‍ ‍​‍​‍​ ‍‍​‍​‍‌ ​ ‌‍​‌‌‍ ‍‌‍‍‌‌ ‌​‌ ‍‌​‍ ‍‌‍‍‌‌‍ ​‍​‍​‍ ​​‍​‍‌‍‍​‌ ​‍‌‍‌‌‌‍‌‍​‍​‍​ ‍‍​‍​‍​‍ ‌ ​ ‌ ‌​‌ ‌‌‌‍‌​‌‍‍‌‌‍ ​‍ ‌‍‍‌‌‍ ‍‌ ‌​‌‍‌‌‌‍ ‍‌ ‌​​‍ ‌‍‌‌‌‍‌​‌‍‍‌‌ ‌​​‍ ‌‍ ‌‌‍ ‌‍‌​‌‍‌‌​ ‌‌ ​​‌ ​‍‌‍‌‌‌ ​ ‌‍‌‌‌‍ ‍‌ ‌​‌‍​‌‌ ‌​‌‍‍‌‌‍ ‌‍ ‍​ ‍ ‌‍‍‌‌‍‌​​ ‌​ ‍​​ ‌​‌‍‌‌​ ​‌‌‍​‍‌‍‌‍​ ​‌​ ‌‌​‍ ‌​ ​​‌‍​ ​ ‌‌‌‍‌​​‍ ‌​ ‌​​ ‍‌​ ​​​ ​​​‍ ‌‌‍​‌​ ‍​‌‍‌​​ ‍​​‍ ‌​ ​​​ ‌​​ ‌​​ ‌​​ ‌​​ ​ ​ ​‍​ ‌‌‌‍​‍​ ​‌​ ​‍​ ‍‌​ ‍ ‌ ‌​‌ ‍‌‌ ​​‌‍‌‌​ ‌‌‍​‍‌‍ ​‌‍ ‌‍‌ ‌‍‌ ‌‌​​‌‍ ‌ ​ ‌ ‌​‌‍‌‌‌ ​‍​ ‍ ‌ ​​‌‍​‌‌ ‌​‌‍‍​​ ‌‌‍‍‌‌‍ ‍‌‍ ‍‌‍‍​‌‍ ‌‍ ​‌‍‌​​‍‌‌​ ‌‌‌​​‍‌‌ ‌‍‍ ‌‍‌‌‌ ‍‌​‍‌‌​ ​ ‌​‌​​‍‌‌​ ​ ‌​‌​​‍‌‌​ ​‍​ ​‍​ ​‌‌‍‌‌​ ‌‍​ ​​​ ‍​‌‍​ ‌‍​ ‌‍‌​​ ‌​​ ​ ‌‍​‍‌‍​‍​‍‌‌​ ​‍​ ​‍​‍‌‌​ ‌‌‌​‌​​‍ ‍‌‍​ ‌‍‍​‌‍‍‌‌‍ ​‌‍‌​‌ ​‍‌‍‌‌‌‍ ‍​‍‌‌​ ‌‌‌​​‍‌‌ ‌‍‍ ‌‍‌‌‌ ‍‌​‍‌‌​ ​ ‌​‌​​‍‌‌​ ​ ‌​‌​​‍‌‌​ ​‍​ ​‍‌‍​ ​ ‍​‌‍​‍​ ‍​​ ​​​ ​‍​ ‍‌‌‍​‌​ ‌‌​ ‌‌​ ​‌​ ​‍​ ​​​‍‌‌​ ​‍​ ​‍​‍‌‌​ ‌‌‌​‌​​‍ ‍‌ ‌​‌‍‌‌‌ ‍​‌ ‌​​ ‌‍​‍‌‍​‌‌ ​ ‌‍‌‌‌‌‌‌‌ ​‍‌‍ ​​ ‌​‍‌‌​ ​‍‌​‌‍‌ ​ ‌ ‌​‌ ‌‌‌‍‌​‌‍‍‌‌‍ ​‍‌‍‌‍‍‌‌‍‌​​ ‌​ ‍​​ ‌​‌‍‌‌​ ​‌‌‍​‍‌‍‌‍​ ​‌​ ‌‌​‍ ‌​ ​​‌‍​ ​ ‌‌‌‍‌​​‍ ‌​ ‌​​ ‍‌​ ​​​ ​​​‍ ‌‌‍​‌​ ‍​‌‍‌​​ ‍​​‍ ‌​ ​​​ ‌​​ ‌​​ ‌​​ ‌​​ ​ ​ ​‍​ ‌‌‌‍​‍​ ​‌​ ​‍​ ‍‌​‍‌‍‌ ‌​‌ ‍‌‌ ​​‌‍‌‌​ ‌‌‍​‍‌‍ ​‌‍ ‌‍‌ ‌‍‌ ‌‌​​‌‍ ‌ ​ ‌ ‌​‌‍‌‌‌ ​‍​‍‌‍‌ ​​‌‍​‌‌ ‌​‌‍‍​​ ‌‌‍‍‌‌‍ ‍‌‍ ‍‌‍‍​‌‍ ‌‍ ​‌‍‌​​‍‌‌​ ‌‌‌​​‍‌‌ ‌‍‍ ‌‍‌‌‌ ‍‌​‍‌‌​ ​ ‌​‌​​‍‌‌​ ​ ‌​‌​​‍‌‌​ ​‍​ ​‍​ ​‌‌‍‌‌​ ‌‍​ ​​​ ‍​‌‍​ ‌‍​ ‌‍‌​​ ‌​​ ​ ‌‍​‍‌‍​‍​‍‌‌​ ​‍​ ​‍​‍‌‌​ ‌‌‌​‌​​‍ ‍‌‍​ ‌‍‍​‌‍‍‌‌‍ ​‌‍‌​‌ ​‍‌‍‌‌‌‍ ‍​‍‌‌​ ‌‌‌​​‍‌‌ ‌‍‍ ‌‍‌‌‌ ‍‌​‍‌‌​ ​ ‌​‌​​‍‌‌​ ​ ‌​‌​​‍‌‌​ ​‍​ ​‍‌‍​ ​ ‍​‌‍​‍​ ‍​​ ​​​ ​‍​ ‍‌‌‍​‌​ ‌‌​ ‌‌​ ​‌​ ​‍​ ​​​‍‌‌​ ​‍​ ​‍​‍‌‌​ ‌‌‌​‌​​‍ ‍‌ ‌​‌‍‌‌‌ ‍​‌ ‌​​‍​‍‌ ‌
Vi har også sensorer for overvåkning av grønnsaker innen jordbruk som kan bidra til å redusere andelen av mat som må
kastes.​​​​‌ ‍ ​‍​‍‌‍ ‌ ​‍‌‍‍‌‌‍‌ ‌‍‍‌‌‍ ‍​‍​‍​ ‍‍​‍​‍‌ ​ ‌‍​‌‌‍ ‍‌‍‍‌‌ ‌​‌ ‍‌​‍ ‍‌‍‍‌‌‍ ​‍​‍​‍ ​​‍​‍‌‍‍​‌ ​‍‌‍‌‌‌‍‌‍​‍​‍​ ‍‍​‍​‍​‍ ‌ ​ ‌ ‌​‌ ‌‌‌‍‌​‌‍‍‌‌‍ ​‍ ‌‍‍‌‌‍ ‍‌ ‌​‌‍‌‌‌‍ ‍‌ ‌​​‍ ‌‍‌‌‌‍‌​‌‍‍‌‌ ‌​​‍ ‌‍ ‌‌‍ ‌‍‌​‌‍‌‌​ ‌‌ ​​‌ ​‍‌‍‌‌‌ ​ ‌‍‌‌‌‍ ‍‌ ‌​‌‍​‌‌ ‌​‌‍‍‌‌‍ ‌‍ ‍​ ‍ ‌‍‍‌‌‍‌​​ ‌​ ‍​​ ‌​‌‍‌‌​ ​‌‌‍​‍‌‍‌‍​ ​‌​ ‌‌​‍ ‌​ ​​‌‍​ ​ ‌‌‌‍‌​​‍ ‌​ ‌​​ ‍‌​ ​​​ ​​​‍ ‌‌‍​‌​ ‍​‌‍‌​​ ‍​​‍ ‌​ ​​​ ‌​​ ‌​​ ‌​​ ‌​​ ​ ​ ​‍​ ‌‌‌‍​‍​ ​‌​ ​‍​ ‍‌​ ‍ ‌ ‌​‌ ‍‌‌ ​​‌‍‌‌​ ‌‌‍​‍‌‍ ​‌‍ ‌‍‌ ‌‍‌ ‌‌​​‌‍ ‌ ​ ‌ ‌​‌‍‌‌‌ ​‍​ ‍ ‌ ​​‌‍​‌‌ ‌​‌‍‍​​ ‌‌‍‍‌‌‍ ‍‌‍ ‍‌‍‍​‌‍ ‌‍ ​‌‍‌​​‍‌‌​ ‌‌‌​​‍‌‌ ‌‍‍ ‌‍‌‌‌ ‍‌​‍‌‌​ ​ ‌​‌​​‍‌‌​ ​ ‌​‌​​‍‌‌​ ​‍​ ​‍​ ‌‌‌‍‌​‌‍‌‍​ ‌​​ ‌‌​ ‍‌​ ​‌​ ‌‌‌‍​ ​ ‌ ​ ​​​ ​‍​‍‌‌​ ​‍​ ​‍​‍‌‌​ ‌‌‌​‌​​‍ ‍‌‍​ ‌‍‍​‌‍‍‌‌‍ ​‌‍‌​‌ ​‍‌‍‌‌‌‍ ‍​‍‌‌​ ‌‌‌​​‍‌‌ ‌‍‍ ‌‍‌‌‌ ‍‌​‍‌‌​ ​ ‌​‌​​‍‌‌​ ​ ‌​‌​​‍‌‌​ ​‍​ ​‍‌‍‌​​ ‍​​ ‌‌​ ‍​‌‍​‌‌‍​‍‌‍​‌‌‍​‍‌‍‌‍​ ‍​​ ​ ​ ​ ​ ​​​‍‌‌​ ​‍​ ​‍​‍‌‌​ ‌‌‌​‌​​‍ ‍‌ ‌​‌‍‌‌‌ ‍​‌ ‌​​ ‌‍​‍‌‍​‌‌ ​ ‌‍‌‌‌‌‌‌‌ ​‍‌‍ ​​ ‌​‍‌‌​ ​‍‌​‌‍‌ ​ ‌ ‌​‌ ‌‌‌‍‌​‌‍‍‌‌‍ ​‍‌‍‌‍‍‌‌‍‌​​ ‌​ ‍​​ ‌​‌‍‌‌​ ​‌‌‍​‍‌‍‌‍​ ​‌​ ‌‌​‍ ‌​ ​​‌‍​ ​ ‌‌‌‍‌​​‍ ‌​ ‌​​ ‍‌​ ​​​ ​​​‍ ‌‌‍​‌​ ‍​‌‍‌​​ ‍​​‍ ‌​ ​​​ ‌​​ ‌​​ ‌​​ ‌​​ ​ ​ ​‍​ ‌‌‌‍​‍​ ​‌​ ​‍​ ‍‌​‍‌‍‌ ‌​‌ ‍‌‌ ​​‌‍‌‌​ ‌‌‍​‍‌‍ ​‌‍ ‌‍‌ ‌‍‌ ‌‌​​‌‍ ‌ ​ ‌ ‌​‌‍‌‌‌ ​‍​‍‌‍‌ ​​‌‍​‌‌ ‌​‌‍‍​​ ‌‌‍‍‌‌‍ ‍‌‍ ‍‌‍‍​‌‍ ‌‍ ​‌‍‌​​‍‌‌​ ‌‌‌​​‍‌‌ ‌‍‍ ‌‍‌‌‌ ‍‌​‍‌‌​ ​ ‌​‌​​‍‌‌​ ​ ‌​‌​​‍‌‌​ ​‍​ ​‍​ ‌‌‌‍‌​‌‍‌‍​ ‌​​ ‌‌​ ‍‌​ ​‌​ ‌‌‌‍​ ​ ‌ ​ ​​​ ​‍​‍‌‌​ ​‍​ ​‍​‍‌‌​ ‌‌‌​‌​​‍ ‍‌‍​ ‌‍‍​‌‍‍‌‌‍ ​‌‍‌​‌ ​‍‌‍‌‌‌‍ ‍​‍‌‌​ ‌‌‌​​‍‌‌ ‌‍‍ ‌‍‌‌‌ ‍‌​‍‌‌​ ​ ‌​‌​​‍‌‌​ ​ ‌​‌​​‍‌‌​ ​‍​ ​‍‌‍‌​​ ‍​​ ‌‌​ ‍​‌‍​‌‌‍​‍‌‍​‌‌‍​‍‌‍‌‍​ ‍​​ ​ ​ ​ ​ ​​​‍‌‌​ ​‍​ ​‍​‍‌‌​ ‌‌‌​‌​​‍ ‍‌ ‌​‌‍‌‌‌ ‍​‌ ‌​​‍​‍‌ ‌
I mange sammenhenger er elektronikk og batteriavfall et stort problem. Vi har derfor et tilbud til våre kunder som kan
returnere dette til oss for enten skifte av batteri eller sertifisert håndtering av avfallet.​​​​‌ ‍ ​‍​‍‌‍ ‌ ​‍‌‍‍‌‌‍‌ ‌‍‍‌‌‍ ‍​‍​‍​ ‍‍​‍​‍‌ ​ ‌‍​‌‌‍ ‍‌‍‍‌‌ ‌​‌ ‍‌​‍ ‍‌‍‍‌‌‍ ​‍​‍​‍ ​​‍​‍‌‍‍​‌ ​‍‌‍‌‌‌‍‌‍​‍​‍​ ‍‍​‍​‍​‍ ‌ ​ ‌ ‌​‌ ‌‌‌‍‌​‌‍‍‌‌‍ ​‍ ‌‍‍‌‌‍ ‍‌ ‌​‌‍‌‌‌‍ ‍‌ ‌​​‍ ‌‍‌‌‌‍‌​‌‍‍‌‌ ‌​​‍ ‌‍ ‌‌‍ ‌‍‌​‌‍‌‌​ ‌‌ ​​‌ ​‍‌‍‌‌‌ ​ ‌‍‌‌‌‍ ‍‌ ‌​‌‍​‌‌ ‌​‌‍‍‌‌‍ ‌‍ ‍​ ‍ ‌‍‍‌‌‍‌​​ ‌​ ‍​​ ‌​‌‍‌‌​ ​‌‌‍​‍‌‍‌‍​ ​‌​ ‌‌​‍ ‌​ ​​‌‍​ ​ ‌‌‌‍‌​​‍ ‌​ ‌​​ ‍‌​ ​​​ ​​​‍ ‌‌‍​‌​ ‍​‌‍‌​​ ‍​​‍ ‌​ ​​​ ‌​​ ‌​​ ‌​​ ‌​​ ​ ​ ​‍​ ‌‌‌‍​‍​ ​‌​ ​‍​ ‍‌​ ‍ ‌ ‌​‌ ‍‌‌ ​​‌‍‌‌​ ‌‌‍​‍‌‍ ​‌‍ ‌‍‌ ‌‍‌ ‌‌​​‌‍ ‌ ​ ‌ ‌​‌‍‌‌‌ ​‍​ ‍ ‌ ​​‌‍​‌‌ ‌​‌‍‍​​ ‌‌‍‍‌‌‍ ‍‌‍ ‍‌‍‍​‌‍ ‌‍ ​‌‍‌​​‍‌‌​ ‌‌‌​​‍‌‌ ‌‍‍ ‌‍‌‌‌ ‍‌​‍‌‌​ ​ ‌​‌​​‍‌‌​ ​ ‌​‌​​‍‌‌​ ​‍​ ​‍​ ‌​​ ‍‌​ ​‍​ ‍‌​ ‌​‌‍​‌​ ‌ ​ ​​​ ‌‌​ ​ ‌‍​‌​ ​ ​‍‌‌​ ​‍​ ​‍​‍‌‌​ ‌‌‌​‌​​‍ ‍‌‍​ ‌‍‍​‌‍‍‌‌‍ ​‌‍‌​‌ ​‍‌‍‌‌‌‍ ‍​‍‌‌​ ‌‌‌​​‍‌‌ ‌‍‍ ‌‍‌‌‌ ‍‌​‍‌‌​ ​ ‌​‌​​‍‌‌​ ​ ‌​‌​​‍‌‌​ ​‍​ ​‍​ ​‍​ ​ ​ ‌‍​ ‌ ​ ‌ ​ ‌ ​ ‌​‌‍​‍‌‍​‍‌‍‌​‌‍​‍​ ‌ ​ ​​​‍‌‌​ ​‍​ ​‍​‍‌‌​ ‌‌‌​‌​​‍ ‍‌ ‌​‌‍‌‌‌ ‍​‌ ‌​​ ‌‍​‍‌‍​‌‌ ​ ‌‍‌‌‌‌‌‌‌ ​‍‌‍ ​​ ‌​‍‌‌​ ​‍‌​‌‍‌ ​ ‌ ‌​‌ ‌‌‌‍‌​‌‍‍‌‌‍ ​‍‌‍‌‍‍‌‌‍‌​​ ‌​ ‍​​ ‌​‌‍‌‌​ ​‌‌‍​‍‌‍‌‍​ ​‌​ ‌‌​‍ ‌​ ​​‌‍​ ​ ‌‌‌‍‌​​‍ ‌​ ‌​​ ‍‌​ ​​​ ​​​‍ ‌‌‍​‌​ ‍​‌‍‌​​ ‍​​‍ ‌​ ​​​ ‌​​ ‌​​ ‌​​ ‌​​ ​ ​ ​‍​ ‌‌‌‍​‍​ ​‌​ ​‍​ ‍‌​‍‌‍‌ ‌​‌ ‍‌‌ ​​‌‍‌‌​ ‌‌‍​‍‌‍ ​‌‍ ‌‍‌ ‌‍‌ ‌‌​​‌‍ ‌ ​ ‌ ‌​‌‍‌‌‌ ​‍​‍‌‍‌ ​​‌‍​‌‌ ‌​‌‍‍​​ ‌‌‍‍‌‌‍ ‍‌‍ ‍‌‍‍​‌‍ ‌‍ ​‌‍‌​​‍‌‌​ ‌‌‌​​‍‌‌ ‌‍‍ ‌‍‌‌‌ ‍‌​‍‌‌​ ​ ‌​‌​​‍‌‌​ ​ ‌​‌​​‍‌‌​ ​‍​ ​‍​ ‌​​ ‍‌​ ​‍​ ‍‌​ ‌​‌‍​‌​ ‌ ​ ​​​ ‌‌​ ​ ‌‍​‌​ ​ ​‍‌‌​ ​‍​ ​‍​‍‌‌​ ‌‌‌​‌​​‍ ‍‌‍​ ‌‍‍​‌‍‍‌‌‍ ​‌‍‌​‌ ​‍‌‍‌‌‌‍ ‍​‍‌‌​ ‌‌‌​​‍‌‌ ‌‍‍ ‌‍‌‌‌ ‍‌​‍‌‌​ ​ ‌​‌​​‍‌‌​ ​ ‌​‌​​‍‌‌​ ​‍​ ​‍​ ​‍​ ​ ​ ‌‍​ ‌ ​ ‌ ​ ‌ ​ ‌​‌‍​‍‌‍​‍‌‍‌​‌‍​‍​ ‌ ​ ​​​‍‌‌​ ​‍​ ​‍​‍‌‌​ ‌‌‌​‌​​‍ ‍‌ ‌​‌‍‌‌‌ ‍​‌ ‌​​‍​‍‌ ‌
Vi forplikter oss til å bidra med løsninger for å oppnå FNs mål for bærekraftig utvikling – og bevisstheten i forhold til dette er
bygget inn i alle våre arbeidsprosesser!​​​​‌ ‍ ​‍​‍‌‍ ‌ ​‍‌‍‍‌‌‍‌ ‌‍‍‌‌‍ ‍​‍​‍​ ‍‍​‍​‍‌ ​ ‌‍​‌‌‍ ‍‌‍‍‌‌ ‌​‌ ‍‌​‍ ‍‌‍‍‌‌‍ ​‍​‍​‍ ​​‍​‍‌‍‍​‌ ​‍‌‍‌‌‌‍‌‍​‍​‍​ ‍‍​‍​‍​‍ ‌ ​ ‌ ‌​‌ ‌‌‌‍‌​‌‍‍‌‌‍ ​‍ ‌‍‍‌‌‍ ‍‌ ‌​‌‍‌‌‌‍ ‍‌ ‌​​‍ ‌‍‌‌‌‍‌​‌‍‍‌‌ ‌​​‍ ‌‍ ‌‌‍ ‌‍‌​‌‍‌‌​ ‌‌ ​​‌ ​‍‌‍‌‌‌ ​ ‌‍‌‌‌‍ ‍‌ ‌​‌‍​‌‌ ‌​‌‍‍‌‌‍ ‌‍ ‍​ ‍ ‌‍‍‌‌‍‌​​ ‌​ ‍​​ ‌​‌‍‌‌​ ​‌‌‍​‍‌‍‌‍​ ​‌​ ‌‌​‍ ‌​ ​​‌‍​ ​ ‌‌‌‍‌​​‍ ‌​ ‌​​ ‍‌​ ​​​ ​​​‍ ‌‌‍​‌​ ‍​‌‍‌​​ ‍​​‍ ‌​ ​​​ ‌​​ ‌​​ ‌​​ ‌​​ ​ ​ ​‍​ ‌‌‌‍​‍​ ​‌​ ​‍​ ‍‌​ ‍ ‌ ‌​‌ ‍‌‌ ​​‌‍‌‌​ ‌‌‍​‍‌‍ ​‌‍ ‌‍‌ ‌‍‌ ‌‌​​‌‍ ‌ ​ ‌ ‌​‌‍‌‌‌ ​‍​ ‍ ‌ ​​‌‍​‌‌ ‌​‌‍‍​​ ‌‌‍‍‌‌‍ ‍‌‍ ‍‌‍‍​‌‍ ‌‍ ​‌‍‌​​‍‌‌​ ‌‌‌​​‍‌‌ ‌‍‍ ‌‍‌‌‌ ‍‌​‍‌‌​ ​ ‌​‌​​‍‌‌​ ​ ‌​‌​​‍‌‌​ ​‍​ ​‍​ ‌ ‌‍​‌​ ​‌​ ​‌​ ‍‌‌‍​‌‌‍‌‍​ ‌‌​ ​ ​ ​ ​ ‍​‌‍‌‌​‍‌‌​ ​‍​ ​‍​‍‌‌​ ‌‌‌​‌​​‍ ‍‌‍​ ‌‍‍​‌‍‍‌‌‍ ​‌‍‌​‌ ​‍‌‍‌‌‌‍ ‍​‍‌‌​ ‌‌‌​​‍‌‌ ‌‍‍ ‌‍‌‌‌ ‍‌​‍‌‌​ ​ ‌​‌​​‍‌‌​ ​ ‌​‌​​‍‌‌​ ​‍​ ​‍​ ‌​‌‍‌‍‌‍‌​‌‍‌​‌‍​‍‌‍‌‌​ ‌ ​ ‍​​ ​‌​ ‌​​ ​ ​ ​‍​ ​​​‍‌‌​ ​‍​ ​‍​‍‌‌​ ‌‌‌​‌​​‍ ‍‌ ‌​‌‍‌‌‌ ‍​‌ ‌​​ ‌‍​‍‌‍​‌‌ ​ ‌‍‌‌‌‌‌‌‌ ​‍‌‍ ​​ ‌​‍‌‌​ ​‍‌​‌‍‌ ​ ‌ ‌​‌ ‌‌‌‍‌​‌‍‍‌‌‍ ​‍‌‍‌‍‍‌‌‍‌​​ ‌​ ‍​​ ‌​‌‍‌‌​ ​‌‌‍​‍‌‍‌‍​ ​‌​ ‌‌​‍ ‌​ ​​‌‍​ ​ ‌‌‌‍‌​​‍ ‌​ ‌​​ ‍‌​ ​​​ ​​​‍ ‌‌‍​‌​ ‍​‌‍‌​​ ‍​​‍ ‌​ ​​​ ‌​​ ‌​​ ‌​​ ‌​​ ​ ​ ​‍​ ‌‌‌‍​‍​ ​‌​ ​‍​ ‍‌​‍‌‍‌ ‌​‌ ‍‌‌ ​​‌‍‌‌​ ‌‌‍​‍‌‍ ​‌‍ ‌‍‌ ‌‍‌ ‌‌​​‌‍ ‌ ​ ‌ ‌​‌‍‌‌‌ ​‍​‍‌‍‌ ​​‌‍​‌‌ ‌​‌‍‍​​ ‌‌‍‍‌‌‍ ‍‌‍ ‍‌‍‍​‌‍ ‌‍ ​‌‍‌​​‍‌‌​ ‌‌‌​​‍‌‌ ‌‍‍ ‌‍‌‌‌ ‍‌​‍‌‌​ ​ ‌​‌​​‍‌‌​ ​ ‌​‌​​‍‌‌​ ​‍​ ​‍​ ‌ ‌‍​‌​ ​‌​ ​‌​ ‍‌‌‍​‌‌‍‌‍​ ‌‌​ ​ ​ ​ ​ ‍​‌‍‌‌​‍‌‌​ ​‍​ ​‍​‍‌‌​ ‌‌‌​‌​​‍ ‍‌‍​ ‌‍‍​‌‍‍‌‌‍ ​‌‍‌​‌ ​‍‌‍‌‌‌‍ ‍​‍‌‌​ ‌‌‌​​‍‌‌ ‌‍‍ ‌‍‌‌‌ ‍‌​‍‌‌​ ​ ‌​‌​​‍‌‌​ ​ ‌​‌​​‍‌‌​ ​‍​ ​‍​ ‌​‌‍‌‍‌‍‌​‌‍‌​‌‍​‍‌‍‌‌​ ‌ ​ ‍​​ ​‌​ ‌​​ ​ ​ ​‍​ ​​​‍‌‌​ ​‍​ ​‍​‍‌‌​ ‌‌‌​‌​​‍ ‍‌ ‌​‌‍‌‌‌ ‍​‌ ‌​​‍​‍‌ ‌
Hans Erik Karsten
Daglig leder i IntSpo AS​​​​‌ ‍ ​‍​‍‌‍ ‌ ​‍‌‍‍‌‌‍‌ ‌‍‍‌‌‍ ‍​‍​‍​ ‍‍​‍​‍‌ ​ ‌‍​‌‌‍ ‍‌‍‍‌‌ ‌​‌ ‍‌​‍ ‍‌‍‍‌‌‍ ​‍​‍​‍ ​​‍​‍‌‍‍​‌ ​‍‌‍‌‌‌‍‌‍​‍​‍​ ‍‍​‍​‍​‍ ‌ ​ ‌ ‌​‌ ‌‌‌‍‌​‌‍‍‌‌‍ ​‍ ‌‍‍‌‌‍ ‍‌ ‌​‌‍‌‌‌‍ ‍‌ ‌​​‍ ‌‍‌‌‌‍‌​‌‍‍‌‌ ‌​​‍ ‌‍ ‌‌‍ ‌‍‌​‌‍‌‌​ ‌‌ ​​‌ ​‍‌‍‌‌‌ ​ ‌‍‌‌‌‍ ‍‌ ‌​‌‍​‌‌ ‌​‌‍‍‌‌‍ ‌‍ ‍​ ‍ ‌‍‍‌‌‍‌​​ ‌​ ‍​​ ‌​‌‍‌‌​ ​‌‌‍​‍‌‍‌‍​ ​‌​ ‌‌​‍ ‌​ ​​‌‍​ ​ ‌‌‌‍‌​​‍ ‌​ ‌​​ ‍‌​ ​​​ ​​​‍ ‌‌‍​‌​ ‍​‌‍‌​​ ‍​​‍ ‌​ ​​​ ‌​​ ‌​​ ‌​​ ‌​​ ​ ​ ​‍​ ‌‌‌‍​‍​ ​‌​ ​‍​ ‍‌​ ‍ ‌ ‌​‌ ‍‌‌ ​​‌‍‌‌​ ‌‌‍​‍‌‍ ​‌‍ ‌‍‌ ‌‍‌ ‌‌​​‌‍ ‌ ​ ‌ ‌​‌‍‌‌‌ ​‍​ ‍ ‌ ​​‌‍​‌‌ ‌​‌‍‍​​ ‌‌‍‍‌‌‍ ‍‌‍ ‍‌‍‍​‌‍ ‌‍ ​‌‍‌​​‍‌‌​ ‌‌‌​​‍‌‌ ‌‍‍ ‌‍‌‌‌ ‍‌​‍‌‌​ ​ ‌​‌​​‍‌‌​ ​ ‌​‌​​‍‌‌​ ​‍​ ​‍‌‍​‍‌‍‌‌​ ‌ ​ ​ ​ ‌​​ ​​​ ‍‌‌‍‌​‌‍​‍​ ‍​​ ‌ ‌‍​‌​‍‌‌​ ​‍​ ​‍​‍‌‌​ ‌‌‌​‌​​‍ ‍‌‍​ ‌‍‍​‌‍‍‌‌‍ ​‌‍‌​‌ ​‍‌‍‌‌‌‍ ‍​‍‌‌​ ‌‌‌​​‍‌‌ ‌‍‍ ‌‍‌‌‌ ‍‌​‍‌‌​ ​ ‌​‌​​‍‌‌​ ​ ‌​‌​​‍‌‌​ ​‍​ ​‍​ ‌​​ ​‌​ ​​​ ​​‌‍‌‍​ ​ ​ ‍​‌‍​ ‌‍‌‌‌‍​‌​ ‌ ‌‍‌‍​ ​​​‍‌‌​ ​‍​ ​‍​‍‌‌​ ‌‌‌​‌​​‍ ‍‌ ‌​‌‍‌‌‌ ‍​‌ ‌​​ ‌‍​‍‌‍​‌‌ ​ ‌‍‌‌‌‌‌‌‌ ​‍‌‍ ​​ ‌​‍‌‌​ ​‍‌​‌‍‌ ​ ‌ ‌​‌ ‌‌‌‍‌​‌‍‍‌‌‍ ​‍‌‍‌‍‍‌‌‍‌​​ ‌​ ‍​​ ‌​‌‍‌‌​ ​‌‌‍​‍‌‍‌‍​ ​‌​ ‌‌​‍ ‌​ ​​‌‍​ ​ ‌‌‌‍‌​​‍ ‌​ ‌​​ ‍‌​ ​​​ ​​​‍ ‌‌‍​‌​ ‍​‌‍‌​​ ‍​​‍ ‌​ ​​​ ‌​​ ‌​​ ‌​​ ‌​​ ​ ​ ​‍​ ‌‌‌‍​‍​ ​‌​ ​‍​ ‍‌​‍‌‍‌ ‌​‌ ‍‌‌ ​​‌‍‌‌​ ‌‌‍​‍‌‍ ​‌‍ ‌‍‌ ‌‍‌ ‌‌​​‌‍ ‌ ​ ‌ ‌​‌‍‌‌‌ ​‍​‍‌‍‌ ​​‌‍​‌‌ ‌​‌‍‍​​ ‌‌‍‍‌‌‍ ‍‌‍ ‍‌‍‍​‌‍ ‌‍ ​‌‍‌​​‍‌‌​ ‌‌‌​​‍‌‌ ‌‍‍ ‌‍‌‌‌ ‍‌​‍‌‌​ ​ ‌​‌​​‍‌‌​ ​ ‌​‌​​‍‌‌​ ​‍​ ​‍‌‍​‍‌‍‌‌​ ‌ ​ ​ ​ ‌​​ ​​​ ‍‌‌‍‌​‌‍​‍​ ‍​​ ‌ ‌‍​‌​‍‌‌​ ​‍​ ​‍​‍‌‌​ ‌‌‌​‌​​‍ ‍‌‍​ ‌‍‍​‌‍‍‌‌‍ ​‌‍‌​‌ ​‍‌‍‌‌‌‍ ‍​‍‌‌​ ‌‌‌​​‍‌‌ ‌‍‍ ‌‍‌‌‌ ‍‌​‍‌‌​ ​ ‌​‌​​‍‌‌​ ​ ‌​‌​​‍‌‌​ ​‍​ ​‍​ ‌​​ ​‌​ ​​​ ​​‌‍‌‍​ ​ ​ ‍​‌‍​ ‌‍‌‌‌‍​‌​ ‌ ‌‍‌‍​ ​​​‍‌‌​ ​‍​ ​‍​‍‌‌​ ‌‌‌​‌​​‍ ‍‌ ‌​‌‍‌‌‌ ‍​‌ ‌​​‍​‍‌ ‌